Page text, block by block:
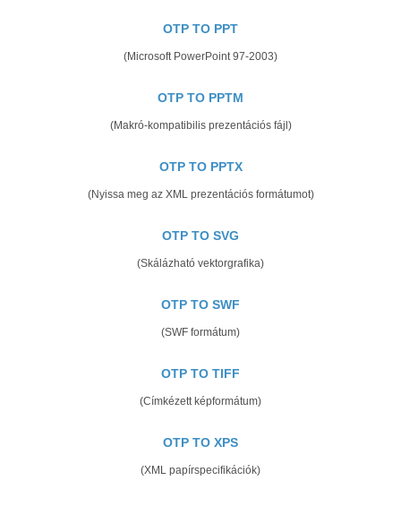
OTP TO PPT
(Microsoft PowerPoint 97-2003)
OTP TO PPTM
(Makró-kompatibilis prezentációs fájl)
OTP TO PPTX
(Nyissa meg az XML prezentációs formátumot)
OTP TO SVG
(Skálázható vektorgrafika)
OTP TO SWF
(SWF formátum)
OTP TO TIFF
(Címkézett képformátum)
OTP TO XPS
(XML papírspecifikációk)